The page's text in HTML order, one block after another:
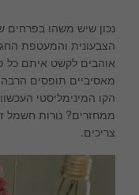
נכון שיש משהו
הצבעונית והמעטפת
אוהבים לקשט איתם כל
מאסיביים תופסים
הקו המינימליסטי
ממחזרים? נורות חשמל
צריכים.